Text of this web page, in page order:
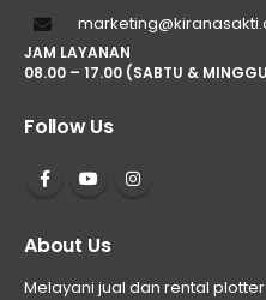
JAM LAYANAN
08.00 – 17.00 (SABTU &
Follow Us
About Us
Melayani jual dan rental plotter